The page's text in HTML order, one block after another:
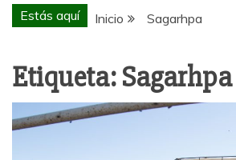
Estás aquí Inicio Sagarhpa
Etiqueta:Sagarhpa